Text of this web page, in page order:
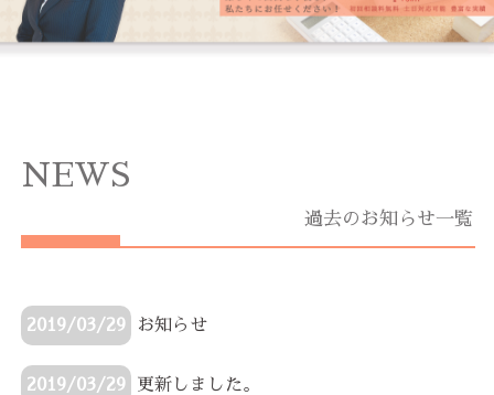
NEWS
過去のお知らせ一覧
2019/03/29 お知らせ
2019/03/29 更新しました。